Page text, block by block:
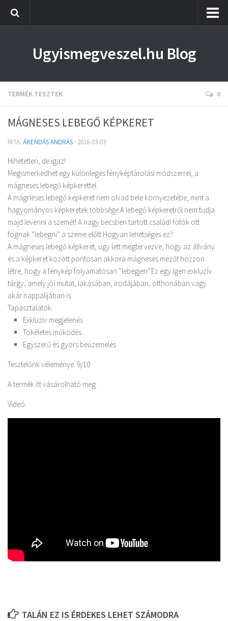
Termék tesztek
Ugyismegveszel.hu Blog
TERMÉK TESZTEK 0
MÁGNESES LEBEGŐ KÉPKERET
ÍRTA: ÁRENDÁS ANDRÁS · 2016-03-03
Hihetetlen, de igaz!
Megismerkedhet egy különleges fényképtárolási módszerrel, a
mágneses lebegő képkerettel.
A mágneses lebegő képkeret nem olvad bele környezetébe, mint a
hagyományos képkeretek többsége.A lebegő képkeretről nem tudja
majd levenni a szemét! A nagy becsben tartott családi fotók ott
fognak “lebegni” a szeme előtt.Hogyan lehetséges ez?
A mágneses lebegő képkeret, úgy lett megtervezve, hogy az állvány
és a képkeret között pontosan akkora mágneses mezőt hozzon
létre, hogy a fénykép folyamatosan “lebegjen”.Ez egy igen exkluzív
tárgy, amely jól mutat, lakásában, irodájában, otthonában vagy
akár nappalijában is.
Tapasztalatok:
Exkluzív megjelenés
Tökéletes működés
Egyszerű és gyors beüzemelés
Tesztelőnk véleménye: 9/10
A termék ittvásárolható meg.
Videó
TALÁN EZ IS ÉRDEKES LEHET SZÁMODRA